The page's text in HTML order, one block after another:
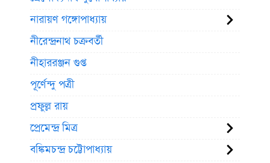
নারায়ণ গঙ্গোপাধ্যায়
নীরেন্দ্রনাথ চক্রবর্তী
নীহাররঞ্জন গুপ্ত
পূর্ণেন্দু পত্রী
প্রফুল্ল রায়
প্রেমেন্দ্র মিত্র
বঙ্কিমচন্দ্র চট্টোপাধ্যায়